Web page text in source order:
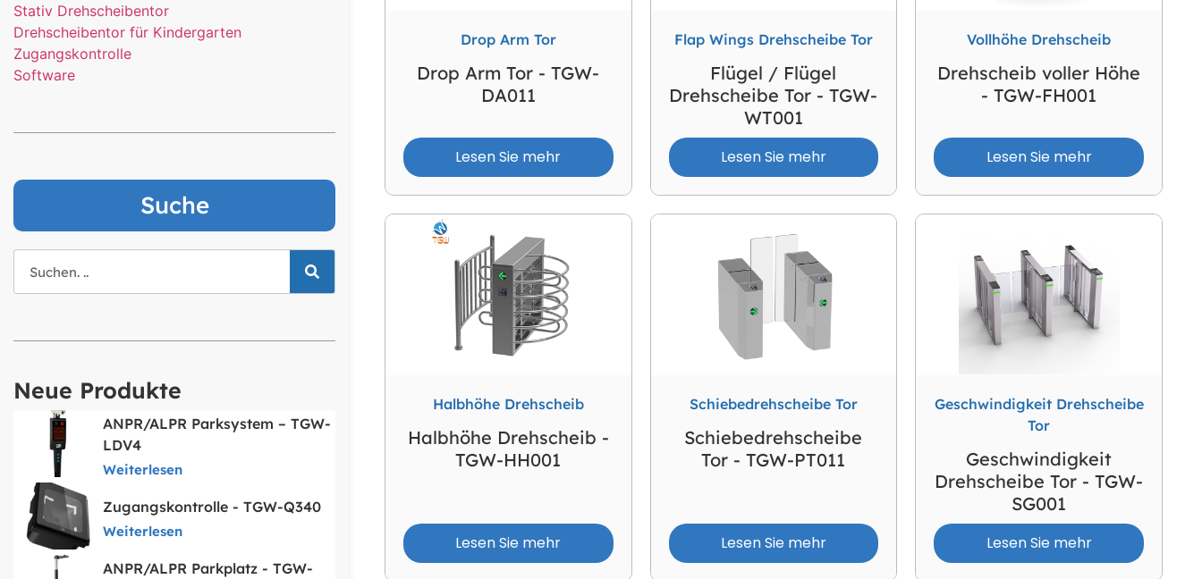
Stativ Drehscheibentor
Drehscheibentor für Kindergarten
Zugangskontrolle
Software
Suche
Neue Produkte
ANPR/ALPR Parksystem – TGW-
LDV4
Weiterlesen
Zugangskontrolle - TGW-Q340
Weiterlesen
ANPR/ALPR Parkplatz - TGW-
Drop Arm Tor
Drop Arm Tor - TGW-
DA011
Lesen Sie mehr
Flap Wings Drehscheibe Tor
Flügel / Flügel
Drehscheibe Tor - TGW-
WT001
Lesen Sie mehr
Vollhöhe Drehscheib
Drehscheib voller Höhe
- TGW-FH001
Lesen Sie mehr
Halbhöhe Drehscheib
Halbhöhe Drehscheib -
TGW-HH001
Lesen Sie mehr
Schiebedrehscheibe Tor
Schiebedrehscheibe
Tor - TGW-PT011
Lesen Sie mehr
Geschwindigkeit Drehscheibe
Tor
Geschwindigkeit
Drehscheibe Tor - TGW-
SG001
Lesen Sie mehr